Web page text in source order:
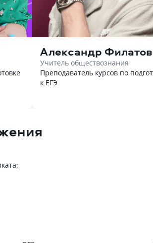
Александр Филатов
Учитель обществознания
Преподаватель курсов по
к ЕГЭ